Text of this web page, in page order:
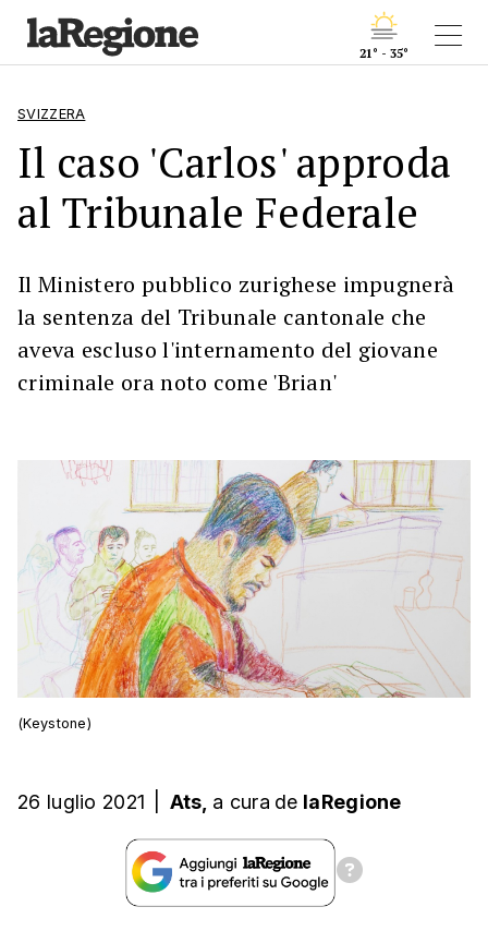
21° - 35°
SVIZZERA
Il caso 'Carlos' approda
al Tribunale Federale
Il Ministero pubblico zurighese impugnerà
la sentenza del Tribunale cantonale che
aveva escluso l'internamento del giovane
criminale ora noto come 'Brian'
(Keystone)
26 luglio 2021 Ats, a cura de laRegione